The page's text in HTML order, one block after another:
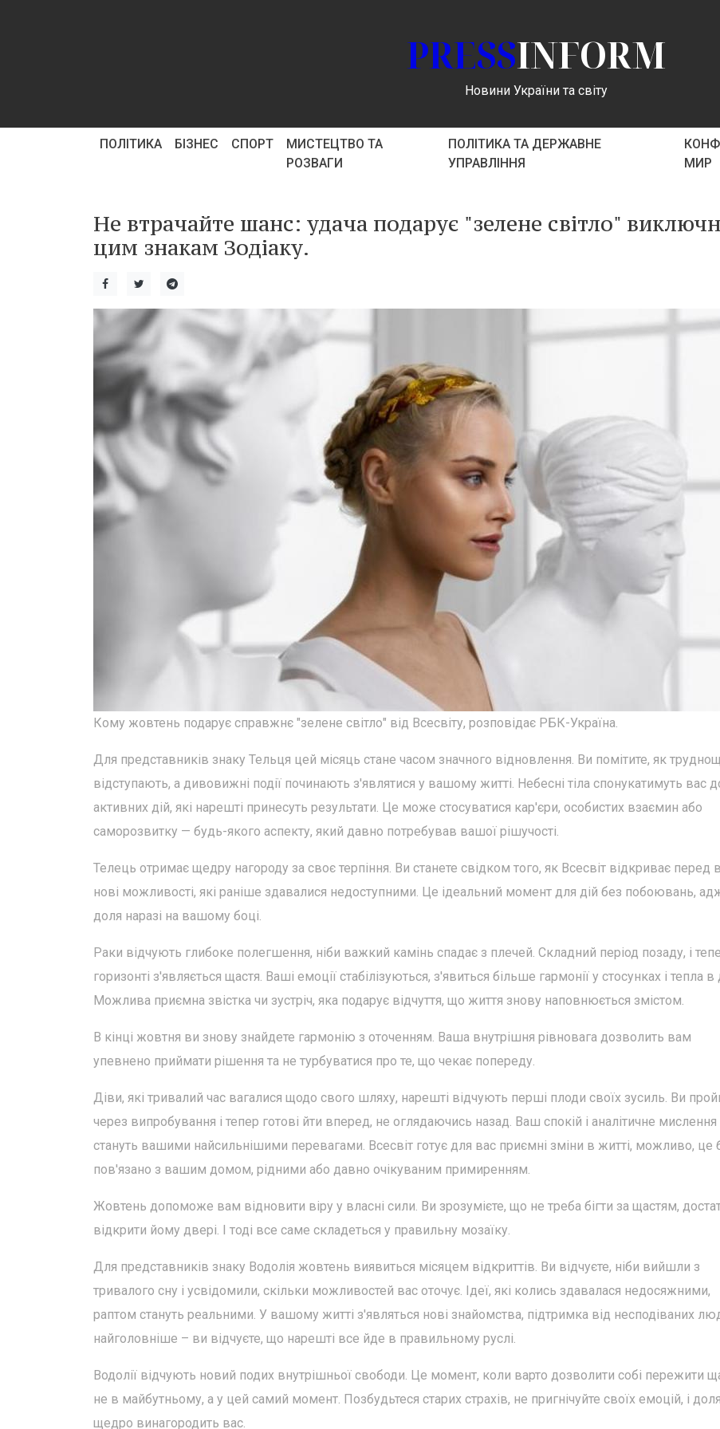
PRESSINFORM
Новини України та світу
ПОЛІТИКА БІЗНЕС СПОРТ
МИСТЕЦТВО ТА
РОЗВАГИ
ПОЛІТИКА ТА ДЕРЖАВНЕ
УПРАВЛІННЯ
МИР
Не втрачайте шанс: удача подарує "зелене світло"
цим знакам Зодіаку.
Кому жовтень подарує справжнє "зелене світло" від Всесвіту, розповідає РБК-Україна.
Для представників знаку Тельця цей місяць стане часом значного відновлення. Ви помітите, як
відступають, а дивовижні події починають з'являтися у вашому житті. Небесні тіла спонукатимуть вас
активних дій, які нарешті принесуть результати. Це може стосуватися кар'єри, особистих взаємин або
саморозвитку — будь-якого аспекту, який давно потребував вашої рішучості.
Телець отримає щедру нагороду за своє терпіння. Ви станете свідком того, як Всесвіт відкриває перед
нові можливості, які раніше здавалися недоступними. Це ідеальний момент для дій без побоювань,
доля наразі на вашому боці.
Раки відчують глибоке полегшення, ніби важкий камінь спадає з плечей. Складний період позаду, і
горизонті з'являється щастя. Ваші емоції стабілізуються, з'явиться більше гармонії у стосунках і тепла в
Можлива приємна звістка чи зустріч, яка подарує відчуття, що життя знову наповнюється змістом.
В кінці жовтня ви знову знайдете гармонію з оточенням. Ваша внутрішня рівновага дозволить вам
упевнено приймати рішення та не турбуватися про те, що чекає попереду.
Діви, які тривалий час вагалися щодо свого шляху, нарешті відчують перші плоди своїх зусиль. Ви
через випробування і тепер готові йти вперед, не оглядаючись назад. Ваш спокій і аналітичне мислення
стануть вашими найсильнішими перевагами. Всесвіт готує для вас приємні зміни в житті, можливо, це
пов'язано з вашим домом, рідними або давно очікуваним примиренням.
Жовтень допоможе вам відновити віру у власні сили. Ви зрозумієте, що не треба бігти за щастям,
відкрити йому двері. І тоді все саме складеться у правильну мозаїку.
Для представників знаку Водолія жовтень виявиться місяцем відкриттів. Ви відчуєте, ніби вийшли з
тривалого сну і усвідомили, скільки можливостей вас оточує. Ідеї, які колись здавалася недосяжними,
раптом стануть реальними. У вашому житті з'являться нові знайомства, підтримка від несподіваних
найголовніше – ви відчуєте, що нарешті все йде в правильному руслі.
Водолії відчують новий подих внутрішньої свободи. Це момент, коли варто дозволити собі пережити
не в майбутньому, а у цей самий момент. Позбудьтеся старих страхів, не пригнічуйте своїх емоцій, і доля
щедро винагородить вас.